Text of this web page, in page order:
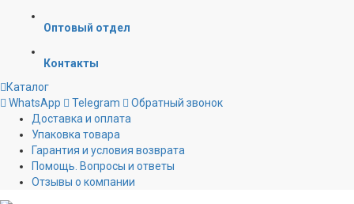
Оптовый отдел
Контакты
Каталог
WhatsApp
Telegram
Обратный звонок
Доставка и оплата
Упаковка товара
Гарантия и условия возврата
Помощь. Вопросы и ответы
Отзывы о компании